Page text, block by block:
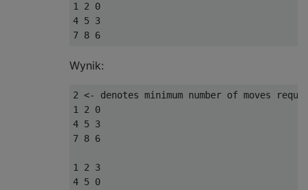
1 2 0
4 5 3
Wynik:
2 <- denotes minimum number of moves
1 2 0
4 5 3
7 8 6
1 2 3
4 5 0